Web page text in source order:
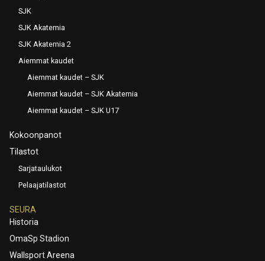
SJK
SJK Akatemia
SJK Akatemia 2
Aiemmat kaudet
Aiemmat kaudet – SJK
Aiemmat kaudet – SJK Akatemia
Aiemmat kaudet – SJK U17
Kokoonpanot
Tilastot
Sarjataulukot
Pelaajatilastot
SEURA
Historia
OmaSp Stadion
Wallsport Areena